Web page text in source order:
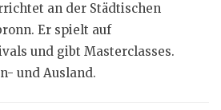
an der Städtischen
Er spielt auf
und gibt Masterclasses.
und Ausland.